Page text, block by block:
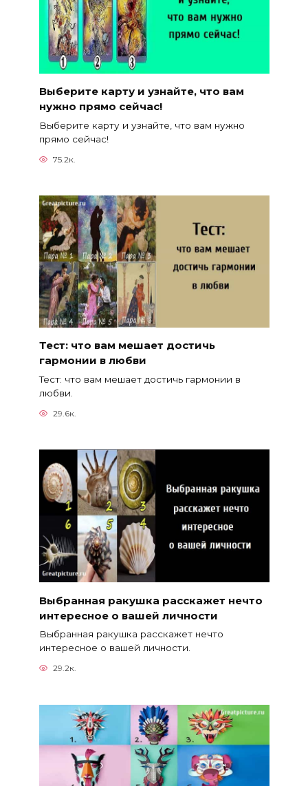
Выберите карту и узнайте, что вам
нужно прямо сейчас!
Выберите карту и узнайте, что вам нужно
прямо сейчас!
75.2к.
Тест: что вам мешает достичь
гармонии в любви
Тест: что вам мешает достичь гармонии в
любви.
29.6к.
Выбранная ракушка расскажет нечто
интересное о вашей личности
Выбранная ракушка расскажет нечто
интересное о вашей личности.
29.2к.